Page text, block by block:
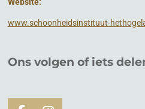
www.schoonheidsinstituut-
Ons volgen of iets